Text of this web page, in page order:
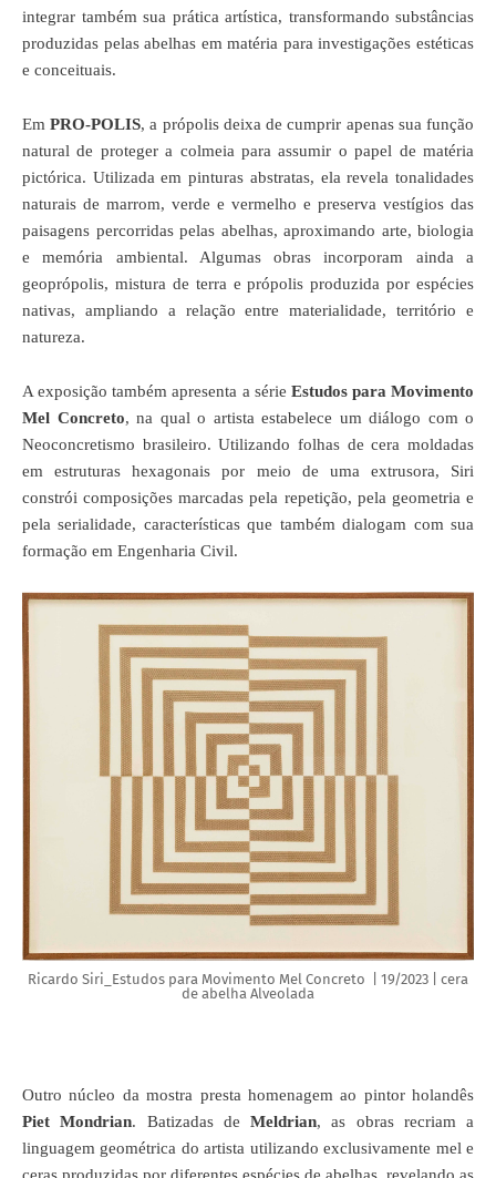
integrar também sua prática artística, transformando substâncias
produzidas pelas abelhas em matéria para investigações estéticas
e conceituais.
EmPRO-POLIS, a própolis deixa de cumprir apenas sua função
natural de proteger a colmeia para assumir o papel de matéria
pictórica. Utilizada em pinturas abstratas, ela revela tonalidades
naturais de marrom, verde e vermelho e preserva vestígios das
paisagens percorridas pelas abelhas, aproximando arte, biologia
e memória ambiental. Algumas obras incorporam ainda a
geoprópolis, mistura de terra e própolis produzida por espécies
nativas, ampliando a relação entre materialidade, território e
natureza.
A exposição também apresenta a série Estudos para Movimento
Mel Concreto, na qual o artista estabelece um diálogo com o
Neoconcretismo brasileiro. Utilizando folhas de cera moldadas
em estruturas hexagonais por meio de uma extrusora, Siri
constrói composições marcadas pela repetição, pela geometria e
pela serialidade, características que também dialogam com sua
formação em Engenharia Civil.
Ricardo Siri_Estudos para Movimento Mel Concreto | 19/2023 | cera
de abelha Alveolada
Outro núcleo da mostra presta homenagem ao pintor holandês
Piet Mondrian. Batizadas de Meldrian, as obras recriam a
linguagem geométrica do artista utilizando exclusivamente mel e